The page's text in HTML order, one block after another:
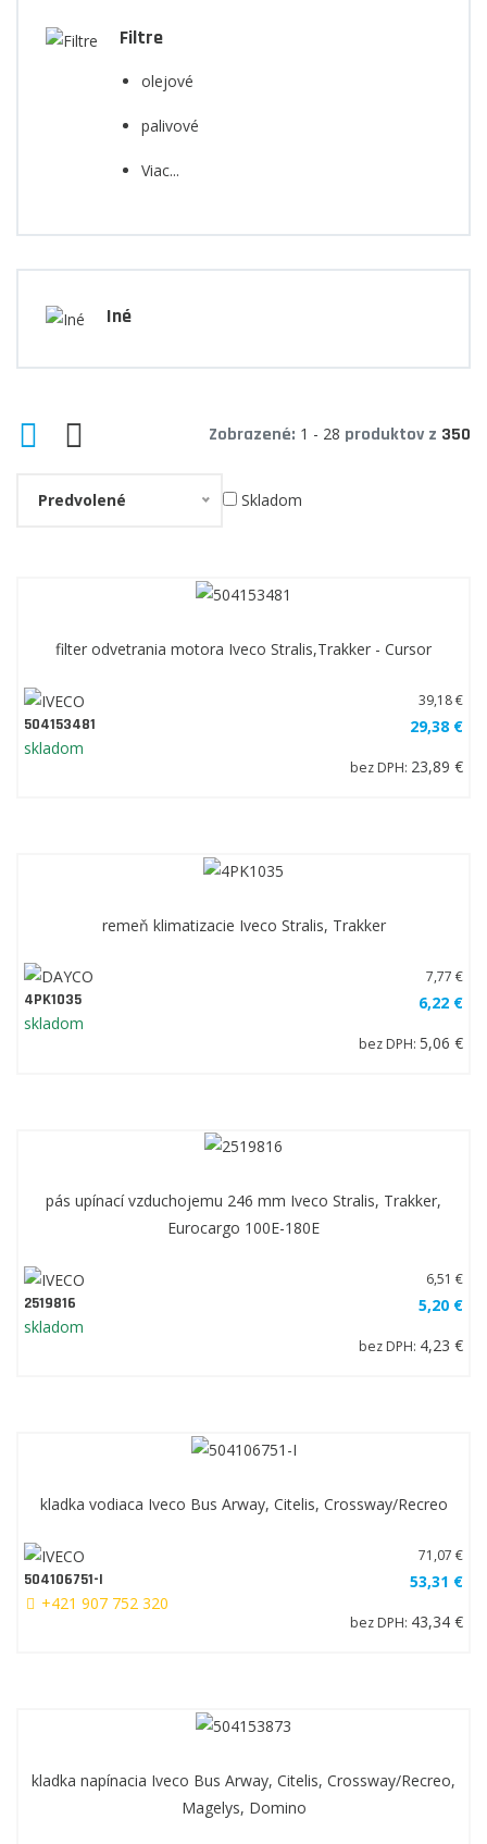
Filtre
olejové
palivové
Viac...
Iné
Zobrazené: 1 - 28 produktov z 350
Skladom
Predvolené
filter odvetrania motora Iveco Stralis,Trakker - Cursor
504153481
skladom
39,18 €
29,38 €
bez DPH: 23,89 €
remeň klimatizacie Iveco Stralis, Trakker
4PK1035
skladom
7,77 €
6,22 €
bez DPH: 5,06 €
pás upínací vzduchojemu 246 mm Iveco Stralis, Trakker,
Eurocargo 100E-180E
2519816
skladom
6,51 €
5,20 €
bez DPH: 4,23 €
kladka vodiaca Iveco Bus Arway, Citelis, Crossway/Recreo
504106751-I
+421 907 752 320
71,07 €
53,31 €
bez DPH: 43,34 €
kladka napínacia Iveco Bus Arway, Citelis, Crossway/Recreo,
Magelys, Domino